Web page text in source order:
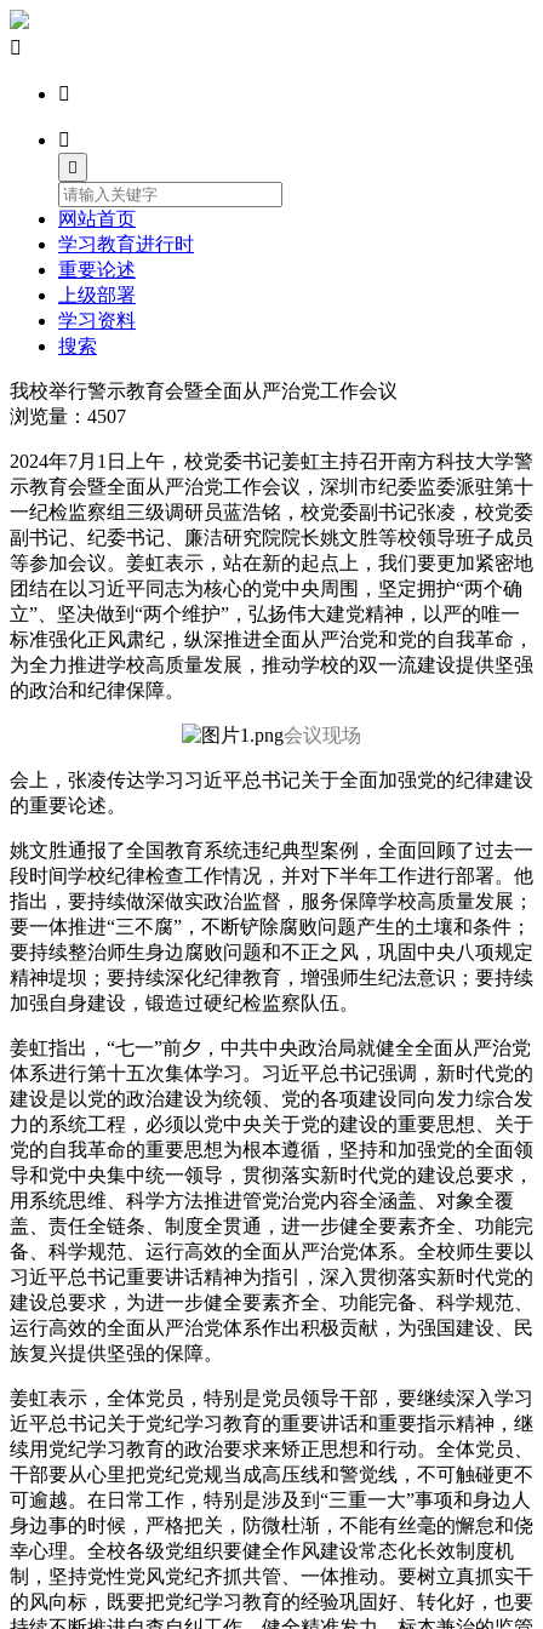




网站首页
学习教育进行时
重要论述
上级部署
学习资料
搜索
我校举行警示教育会暨全面从严治党工作会议
浏览量：4507
2024年7月1日上午，校党委书记姜虹主持召开南方科技大学警
示教育会暨全面从严治党工作会议，深圳市纪委监委派驻第十
一纪检监察组三级调研员蓝浩铭，校党委副书记张凌，校党委
副书记、纪委书记、廉洁研究院院长姚文胜等校领导班子成员
等参加会议。姜虹表示，站在新的起点上，我们要更加紧密地
团结在以习近平同志为核心的党中央周围，坚定拥护“两个确
立”、坚决做到“两个维护”，弘扬伟大建党精神，以严的唯一
标准强化正风肃纪，纵深推进全面从严治党和党的自我革命，
为全力推进学校高质量发展，推动学校的双一流建设提供坚强
的政治和纪律保障。
会议现场
会上，张凌传达学习习近平总书记关于全面加强党的纪律建设
的重要论述。
姚文胜通报了全国教育系统违纪典型案例，全面回顾了过去一
段时间学校纪律检查工作情况，并对下半年工作进行部署。他
指出，要持续做深做实政治监督，服务保障学校高质量发展；
要一体推进“三不腐”，不断铲除腐败问题产生的土壤和条件；
要持续整治师生身边腐败问题和不正之风，巩固中央八项规定
精神堤坝；要持续深化纪律教育，增强师生纪法意识；要持续
加强自身建设，锻造过硬纪检监察队伍。
姜虹指出，“七一”前夕，中共中央政治局就健全全面从严治党
体系进行第十五次集体学习。习近平总书记强调，新时代党的
建设是以党的政治建设为统领、党的各项建设同向发力综合发
力的系统工程，必须以党中央关于党的建设的重要思想、关于
党的自我革命的重要思想为根本遵循，坚持和加强党的全面领
导和党中央集中统一领导，贯彻落实新时代党的建设总要求，
用系统思维、科学方法推进管党治党内容全涵盖、对象全覆
盖、责任全链条、制度全贯通，进一步健全要素齐全、功能完
备、科学规范、运行高效的全面从严治党体系。全校师生要以
习近平总书记重要讲话精神为指引，深入贯彻落实新时代党的
建设总要求，为进一步健全要素齐全、功能完备、科学规范、
运行高效的全面从严治党体系作出积极贡献，为强国建设、民
族复兴提供坚强的保障。
姜虹表示，全体党员，特别是党员领导干部，要继续深入学习
近平总书记关于党纪学习教育的重要讲话和重要指示精神，继
续用党纪学习教育的政治要求来矫正思想和行动。全体党员、
干部要从心里把党纪党规当成高压线和警觉线，不可触碰更不
可逾越。在日常工作，特别是涉及到“三重一大”事项和身边人
身边事的时候，严格把关，防微杜渐，不能有丝毫的懈怠和侥
幸心理。全校各级党组织要健全作风建设常态化长效制度机
制，坚持党性党风党纪齐抓共管、一体推动。要树立真抓实干
的风向标，既要把党纪学习教育的经验巩固好、转化好，也要